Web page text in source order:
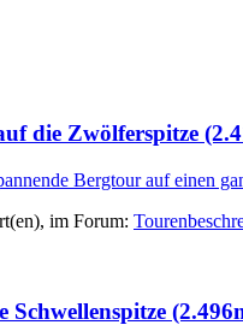
die Zwölferspitze
Bergtour auf einen
im Forum: